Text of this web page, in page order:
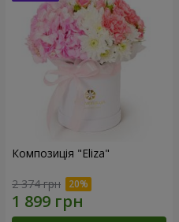
Композиція "Eliza"
2 374 грн